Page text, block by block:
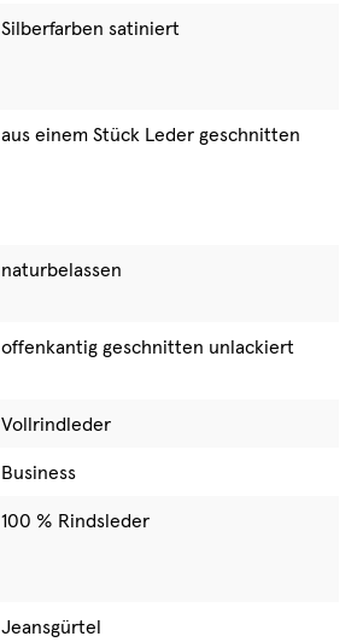
Silberfarben satiniert
aus einem Stück Leder geschnitten
naturbelassen
offenkantig geschnitten unlackiert
Vollrindleder
Business
100 % Rindsleder
Jeansgürtel